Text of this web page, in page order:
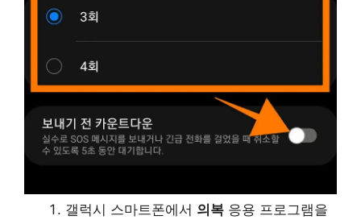
갤럭시 스마트폰에서 의복 응용 프로그램을